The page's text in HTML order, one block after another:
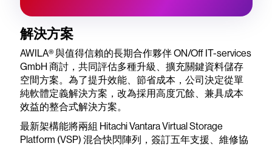
解決方案
AWILA® 與值得信賴的長期合作夥伴 ON/Off IT-services
GmbH 商討，共同評估多種升級、擴充關鍵資料儲存
空間方案。為了提升效能、節省成本，公司決定從單
純軟體定義解決方案，改為採用高度冗餘、兼具成本
效益的整合式解決方案。
最新架構能將兩組 Hitachi Vantara Virtual Storage
Platform (VSP) 混合快閃陣列，簽訂五年支援、維修協